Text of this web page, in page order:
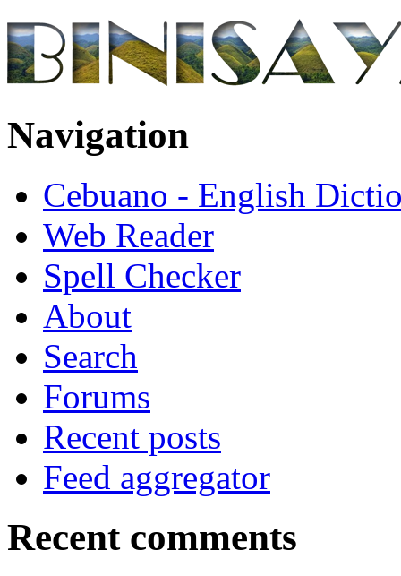
Navigation
Cebuano - English
Web Reader
Spell Checker
About
Search
Forums
Recent posts
Feed aggregator
Recent comments